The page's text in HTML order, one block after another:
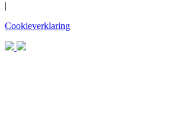
|
Cookieverklaring